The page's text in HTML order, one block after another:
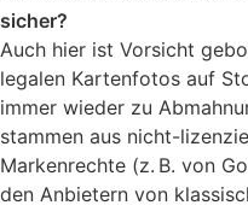
sicher?
Auch hier ist Vorsicht
legalen Kartenfotos auf
immer wieder zu
stammen aus nicht-
Markenrechte (z. B. von
den Anbietern von